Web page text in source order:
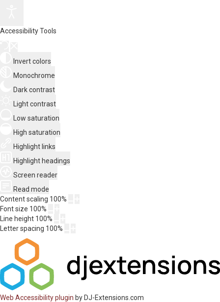
Accessibility Tools
Invert colors
Monochrome
Dark contrast
Light contrast
Low saturation
High saturation
Highlight links
Highlight headings
Screen reader
Read mode
Content scaling 100%
Font size 100%
Line height 100%
Letter spacing 100%
Web Accessibility plugin by DJ-Extensions.com